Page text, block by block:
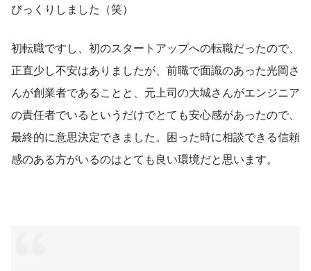
びっくりしました（笑）
初転職ですし、初のスタートアップへの転職だったので、
正直少し不安はありましたが、前職で面識のあった光岡さ
んが創業者であることと、元上司の大城さんがエンジニア
の責任者でいるというだけでとても安心感があったので、
最終的に意思決定できました。困った時に相談できる信頼
感のある方がいるのはとても良い環境だと思います。